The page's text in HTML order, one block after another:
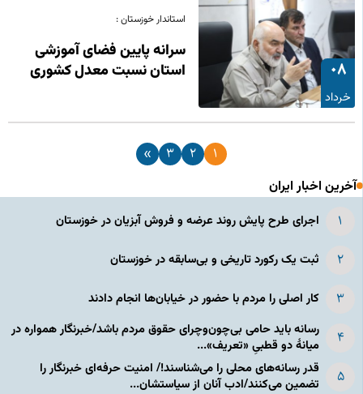
08
خرداد
استاندار خوزستان :
سرانه پایین فضای آموزشی
استان نسبت معدل کشوری
1
2
3
»
آخرین اخبار ایران
اجرای طرح پایش روند عرضه و فروش آبزیان در خوزستان
ثبت یک رکورد تاریخی و بی‌سابقه در خوزستان
کار اصلی را مردم با حضور در خیابان‌ها انجام دادند
رسانه باید حامی بی‌چون‌وچرای حقوق مردم باشد/خبرنگار همواره در
میانهٔ دو قطبیِ «تعریف»...
قدر رسانه‌های محلی را می‌شناسند!/ امنیت حرفه‌ای خبرنگار را
تضمین می‌کنند/ادب آنان از سیاستشان...